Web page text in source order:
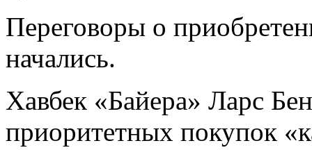
Переговоры о
начались.
Хавбек «Байера» Ларс
приоритетных покупок